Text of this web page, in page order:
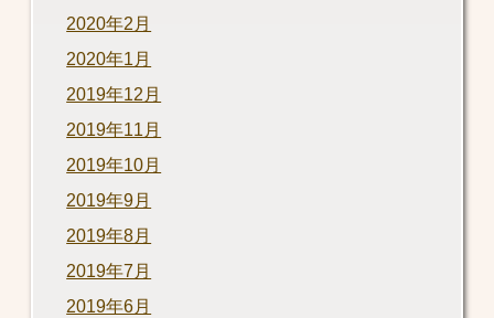
2020年2月
2020年1月
2019年12月
2019年11月
2019年10月
2019年9月
2019年8月
2019年7月
2019年6月